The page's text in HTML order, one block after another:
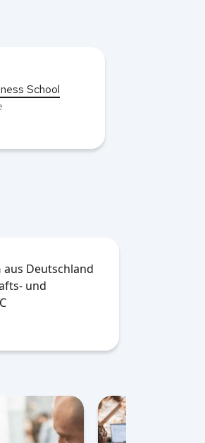
of Glasgow
aus Deutschland
und